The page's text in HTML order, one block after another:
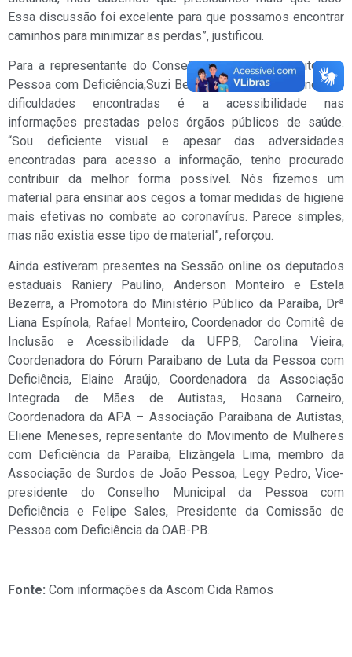
Essa discussão foi excelente para que possamos encontrar
caminhos para minimizar as perdas”, justificou.
Para a representante do Conselho Estadual de Direitos da
Pessoa com Deficiência,Suzi Berlarmino, uma das principais
dificuldades encontradas é a acessibilidade nas
informações prestadas pelos órgãos públicos de saúde.
“Sou deficiente visual e apesar das adversidades
encontradas para acesso a informação, tenho procurado
contribuir da melhor forma possível. Nós fizemos um
material para ensinar aos cegos a tomar medidas de higiene
mais efetivas no combate ao coronavírus. Parece simples,
mas não existia esse tipo de material”, reforçou.
Ainda estiveram presentes na Sessão online os deputados
estaduais Raniery Paulino, Anderson Monteiro e Estela
Bezerra, a Promotora do Ministério Público da Paraíba, Drª
Liana Espínola, Rafael Monteiro, Coordenador do Comitê de
Inclusão e Acessibilidade da UFPB, Carolina Vieira,
Coordenadora do Fórum Paraibano de Luta da Pessoa com
Deficiência, Elaine Araújo, Coordenadora da Associação
Integrada de Mães de Autistas, Hosana Carneiro,
Coordenadora da APA – Associação Paraibana de Autistas,
Eliene Meneses, representante do Movimento de Mulheres
com Deficiência da Paraíba, Elizângela Lima, membro da
Associação de Surdos de João Pessoa, Legy Pedro, Vice-
presidente do Conselho Municipal da Pessoa com
Deficiência e Felipe Sales, Presidente da Comissão de
Pessoa com Deficiência da OAB-PB.
Fonte: Com informações da Ascom Cida Ramos